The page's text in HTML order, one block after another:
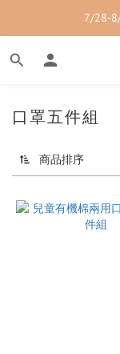
7/28-
口罩五件組
商品排序